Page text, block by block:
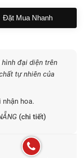
Đặt Mua Nhanh
đại diện trên
tự nhiên của
hoa.
(chi tiết)